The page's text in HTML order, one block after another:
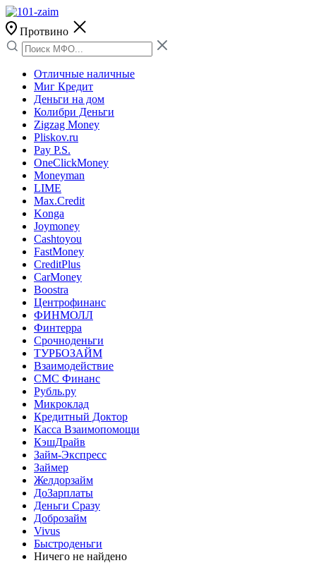
Протвино
Отличные наличные
Миг Кредит
Деньги на дом
Колибри Деньги
Zigzag Money
Pliskov.ru
Pay P.S.
OneClickMoney
Moneyman
LIME
Max.Credit
Konga
Joymoney
Cashtoyou
FastMoney
CreditPlus
CarMoney
Boostra
Центрофинанс
ФИНМОЛЛ
Финтерра
Срочноденьги
ТУРБОЗАЙМ
Взаимодействие
СМС Финанс
Рубль.ру
Микроклад
Кредитный Доктор
Касса Взаимопомощи
КэшДрайв
Займ-Экспресс
Займер
Желдорзайм
ДоЗарплаты
Деньги Сразу
Доброзайм
Vivus
Быстроденьги
Ничего не найдено